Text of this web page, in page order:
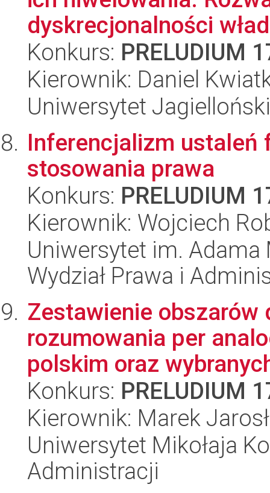
dyskrecjonalności
Konkurs: PRELUDIUM
Kierownik: Daniel
Uniwersytet Jagielloński
Inferencjalizm ustaleń
stosowania prawa
Konkurs: PRELUDIUM
Kierownik: Wojciech
Uniwersytet im.
Wydział Prawa i
Zestawienie
rozumowania per
polskim oraz
Konkurs: PRELUDIUM
Kierownik: Marek
Uniwersytet Mikołaja
Administracji